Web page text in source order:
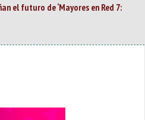
el futuro de ‘Mayores en Red 7: